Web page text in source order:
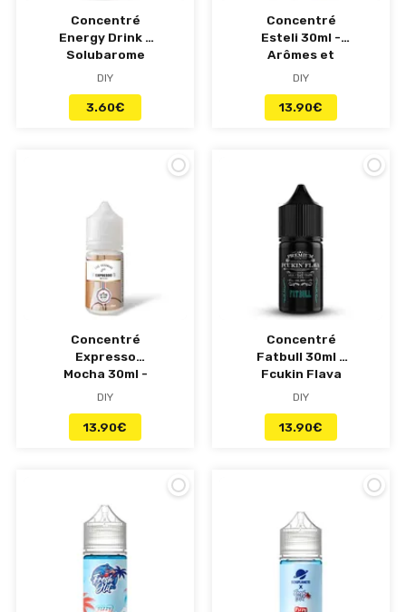
Concentré
Energy Drink -
Solubarome
DIY
3.60€
Concentré
Esteli 30ml -
Arômes et
Secrets
DIY
13.90€
Concentré
Expresso
Mocha 30ml -
Les Bêtises du
DIY
13.90€
Concentré
Fatbull 30ml -
Fcukin Flava
DIY
13.90€